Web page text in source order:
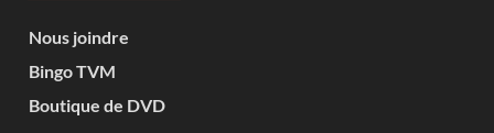
Nous joindre
Bingo TVM
Boutique de DVD